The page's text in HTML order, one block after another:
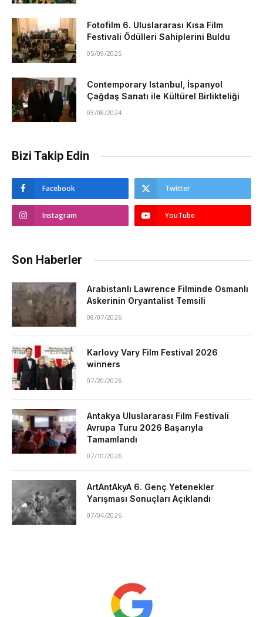
Fotofilm 6. Uluslararası Kısa Film
Festivali Ödülleri Sahiplerini Buldu
05/09/2025
Contemporary Istanbul, İspanyol
Çağdaş Sanatı ile Kültürel Birlikteliği
03/08/2024
Bizi Takip Edin
Facebook Twitter
Instagram YouTube
Son Haberler
Arabistanlı Lawrence Filminde Osmanlı
Askerinin Oryantalist Temsili
08/07/2026
Karlovy Vary Film Festival 2026
winners
07/20/2026
Antakya Uluslararası Film Festivali
Avrupa Turu 2026 Başarıyla
Tamamlandı
07/10/2026
ArtAntAkyA 6. Genç Yetenekler
Yarışması Sonuçları Açıklandı
07/04/2026